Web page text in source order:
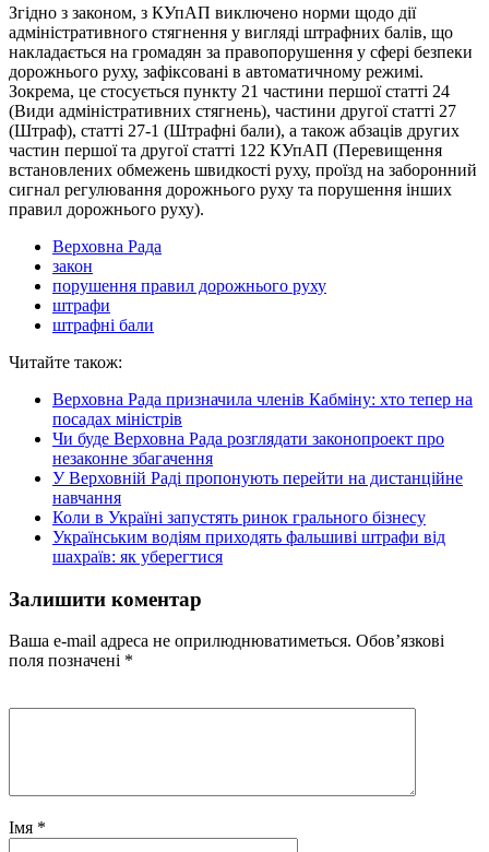
Згідно з законом, з КУпАП виключено норми щодо дії
адміністративного стягнення у вигляді штрафних балів, що
накладається на громадян за правопорушення у сфері безпеки
дорожнього руху, зафіксовані в автоматичному режимі.
Зокрема, це стосується пункту 21 частини першої статті 24
(Види адміністративних стягнень), частини другої статті 27
(Штраф), статті 27-1 (Штрафні бали), а також абзаців других
частин першої та другої статті 122 КУпАП (Перевищення
встановлених обмежень швидкості руху, проїзд на заборонний
сигнал регулювання дорожнього руху та порушення інших
правил дорожнього руху).
Верховна Рада
закон
порушення правил дорожнього руху
штрафи
штрафні бали
Читайте також:
Верховна Рада призначила членів Кабміну: хто тепер на
посадах міністрів
Чи буде Верховна Рада розглядати законопроект про
незаконне збагачення
У Верховній Раді пропонують перейти на дистанційне
навчання
Коли в Україні запустять ринок грального бізнесу
Українським водіям приходять фальшиві штрафи від
шахраїв: як уберегтися
Залишити коментар
Ваша e-mail адреса не оприлюднюватиметься. Обов’язкові
поля позначені *
Імя *